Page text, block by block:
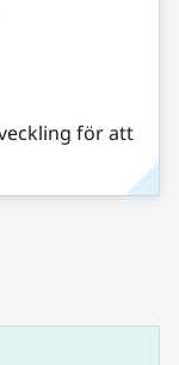
för att